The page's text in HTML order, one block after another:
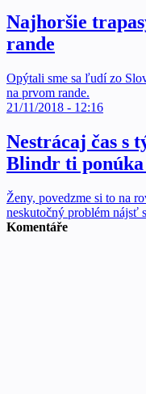
Najhoršie
rande
Opýtali sme sa ľudí zo
na prvom rande.
21/11/2018 - 12:16
Nestrácaj čas s
Blindr ti ponúka
Ženy, povedzme si to na
neskutočný problém nájsť
Komentáře